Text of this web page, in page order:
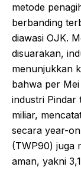
metode
berbanding
diawasi OJK.
disuarakan,
menunjukkan
bahwa per
industri Pindar
miliar,
secara year-
(TWP90) juga
aman, yakni